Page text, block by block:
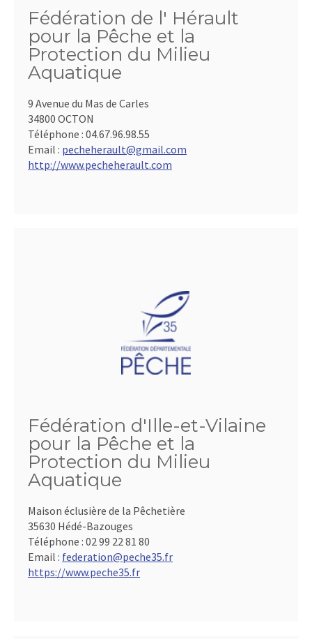
Fédération de l' Hérault
pour la Pêche et la
Protection du Milieu
Aquatique
9 Avenue du Mas de Carles
34800 OCTON
Téléphone : 04.67.96.98.55
Email : pecheherault@gmail.com
http://www.pecheherault.com
Fédération d'Ille-et-Vilaine
pour la Pêche et la
Protection du Milieu
Aquatique
Maison éclusière de la Pêchetière
35630 Hédé-Bazouges
Téléphone : 02 99 22 81 80
Email : federation@peche35.fr
https://www.peche35.fr